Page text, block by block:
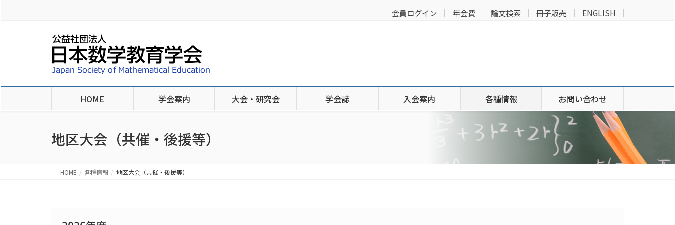
会員ログイン 年会費 論文検索 冊子販売 ENGLISH
HOME 学会案内 大会・研究会 学会誌 入会案内 各種情報 お問い合わせ
地区大会（共催・後援等）
HOME 各種情報 地区大会（共催・後援等）